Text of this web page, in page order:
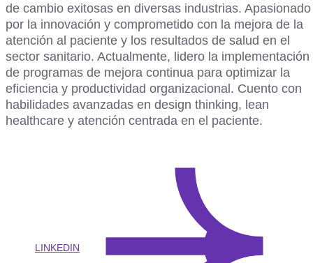
de cambio exitosas en diversas industrias. Apasionado
por la innovación y comprometido con la mejora de la
atención al paciente y los resultados de salud en el
sector sanitario. Actualmente, lidero la implementación
de programas de mejora continua para optimizar la
eficiencia y productividad organizacional. Cuento con
habilidades avanzadas en design thinking, lean
healthcare y atención centrada en el paciente.
LINKEDIN